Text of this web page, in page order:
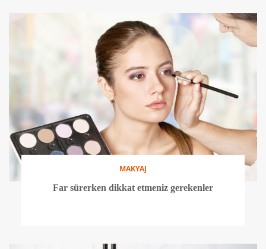
MAKYAJ
Far sürerken dikkat etmeniz gerekenler